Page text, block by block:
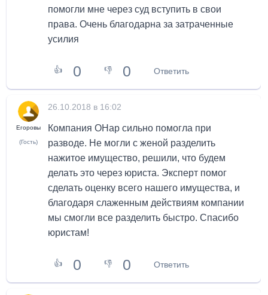
помогли мне через суд вступить в свои
права. Очень благодарна за затраченные
усилия
👍 0 👎 0 Ответить
Егоровы
(Гость)
26.10.2018 в 16:02
Компания ОНар сильно помогла при
разводе. Не могли с женой разделить
нажитое имущество, решили, что будем
делать это через юриста. Эксперт помог
сделать оценку всего нашего имущества, и
благодаря слаженным действиям компании
мы смогли все разделить быстро. Спасибо
юристам!
👍 0 👎 0 Ответить